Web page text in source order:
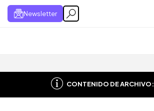
Newsletter
CONTENIDO DE ARCHIVO: